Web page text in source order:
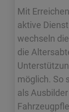
Mit
aktive
wechseln
die
möglich. So
als